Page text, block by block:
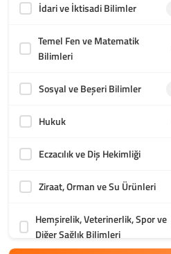
İdari ve İktisadi Bilimler
Temel Fen ve Matematik
Bilimleri
Sosyal ve Beşeri Bilimler
Hukuk
Eczacılık ve Diş Hekimliği
Ziraat, Orman ve Su Ürünleri
Hemşirelik, Veterinerlik, Spor ve
Diğer Sağlık Bilimleri